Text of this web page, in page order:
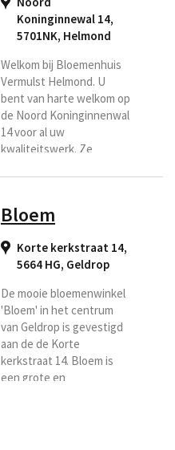
Helmond, kies dan voor
Bloemboetiek Nicole als
uw regiobloemist.
Koninginnewal 14,
5701NK, Helmond
Welkom bij Bloemenhuis
Vermulst Helmond. U
bent van harte welkom op
de Noord Koninginnenwal
14 voor al uw
kwaliteitswerk. Ze
bloemen en zijn
boeketten, bruidswerk,
bloemstukken. Zij
bezorgen verse bloemen
Helmond en omstreken.
Bloem
Korte kerkstraat 14,
5664 HG, Geldrop
De mooie bloemenwinkel
'Bloem' in het centrum
van Geldrop is gevestigd
aan de de Korte
kerkstraat 14. Bloem is
een grote en